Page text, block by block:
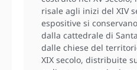
risale agli inizi del XIV
espositive si
dalla cattedrale di
dalle chiese del
XIX secolo, distribuite